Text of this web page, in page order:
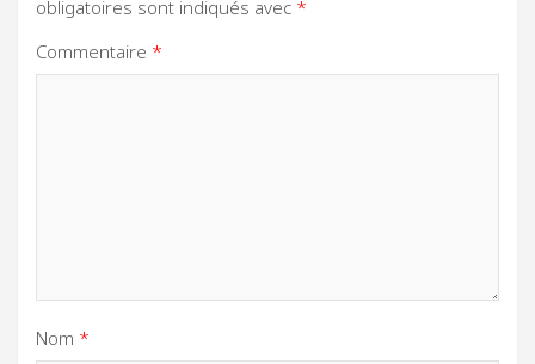
obligatoires sont indiqués avec *
Commentaire *
Nom *